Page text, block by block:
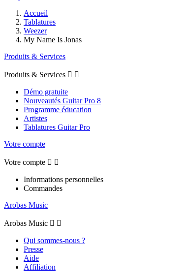
Accueil
Tablatures
Weezer
My Name Is Jonas
Produits & Services
Produits & Services  
Démo gratuite
Nouveautés Guitar Pro 8
Programme éducation
Artistes
Tablatures Guitar Pro
Votre compte
Votre compte  
Informations personnelles
Commandes
Arobas Music
Arobas Music  
Qui sommes-nous ?
Presse
Aide
Affiliation